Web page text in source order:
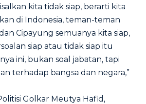
kita tidak siap, berarti kita
di Indonesia, teman-teman
Cipayung semuanya kita siap,
siap atau tidak siap itu
ini, bukan soal jabatan, tapi
terhadap bangsa dan negara,”
Golkar Meutya Hafid,